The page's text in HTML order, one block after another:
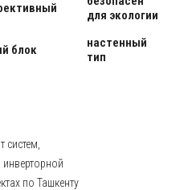
для экологии
блок
настенный
тип
по Ташкенту